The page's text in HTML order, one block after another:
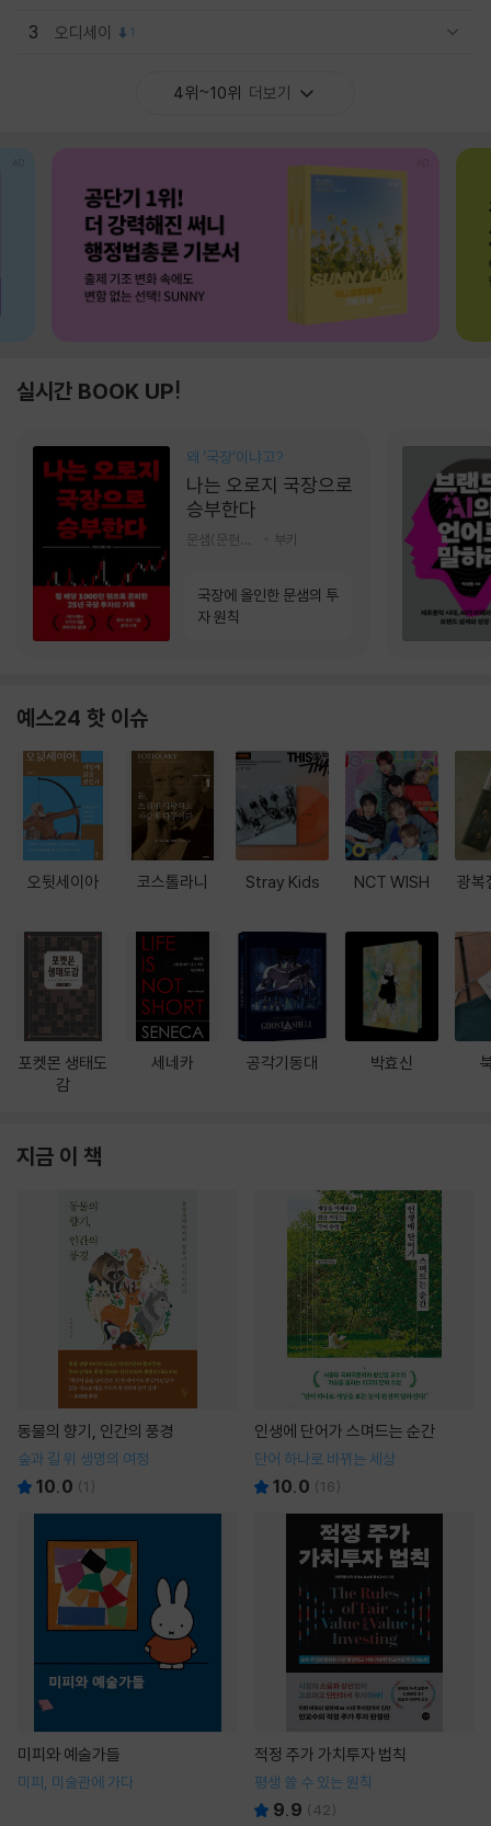
3 오디세이 1
4위~10위 더보기
실시간 BOOK UP!
왜 ‘국장‘이냐고?
나는 오로지 국장으로
승부한다
부키
국장에 올인한 문샘의 투
자 원칙
예스24 핫 이슈
오뒷세이아
포켓몬 생태도
감
코스톨라니
세네카
Stray Kids
공각기동대
NCT WISH
박효신
광복
지금 이 책
동물의 향기, 인간의 풍경
숲과 길 위 생명의 여정
10.0 (1 )
인생에 단어가 스며드는 순간
단어 하나로 바뀌는 세상
10.0 (16)
미피와 예술가들
미피, 미술관에 가다
적정 주가 가치투자 법칙
평생 쓸 수 있는 원칙
9.9 (42)